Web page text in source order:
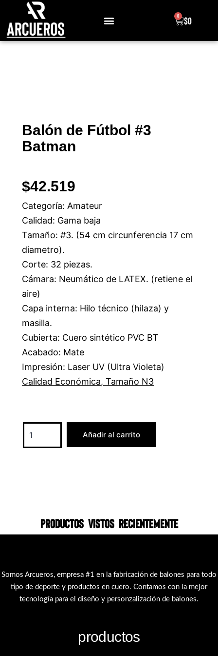
$0
0
Balón de Fútbol #3
Batman
$42.519
Categoría: Amateur
Calidad: Gama baja
Tamaño: #3. (54 cm circunferencia 17 cm
diametro).
Corte: 32 piezas.
Cámara: Neumático de LATEX. (retiene el
aire)
Capa interna: Hilo técnico (hilaza) y
masilla.
Cubierta: Cuero sintético PVC BT
Acabado: Mate
Impresión: Laser UV (Ultra Violeta)
Calidad Económica, Tamaño N3
Añadir al carrito
Productos vistos recientemente
Somos Arcueros, empresa #1 en la fabricación de balones para todo
tipo de deporte y productos en cuero. Contamos con la mejor
tecnología para el diseño y personzalización de balones.
productos